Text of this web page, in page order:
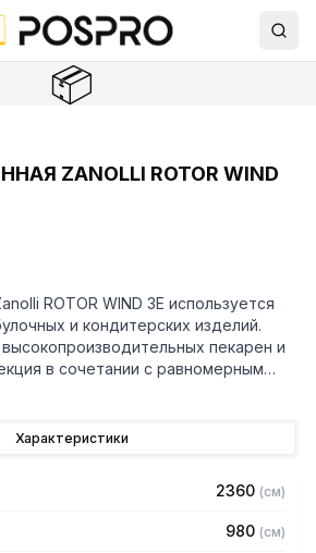
📦
ZANOLLI ROTOR WIND
ROTOR WIND 3E используется
и кондитерских изделий.
пекарен и
в сочетании с равномерным
благодаря вращению продукта во
Умное управление паром во
крупных изделий из
также небольших пирожных и
Характеристики
2360 (см)
980 (см)